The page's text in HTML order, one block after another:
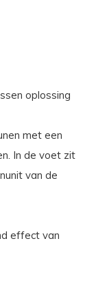
oplossing
met een
In de voet zit
van de
effect van